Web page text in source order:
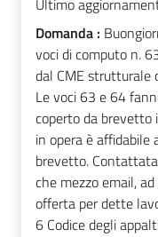
Ultimo
Domanda :
voci di computo n.
dal CME strutturale
Le voci 63 e 64
coperto da brevetto
in opera è
brevetto.
che mezzo email,
offerta per dette
6 Codice degli